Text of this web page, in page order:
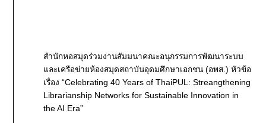
สำนักหอสมุดร่วมงานสัมมนาคณะอนุกรรมการพัฒนาระบบ
และเครือข่ายห้องสมุดสถาบันอุดมศึกษาเอกชน (อพส.) หัวข้อ
เรื่อง “Celebrating 40 Years of ThaiPUL: Streangthening
Librarianship Networks for Sustainable Innovation in
the AI Era”